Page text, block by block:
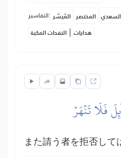
التفاسير: المُيسَّر المختصر السعدي
النفحات المكية | هدايات
فَلَا تَنۡهَرۡ
また請う者を拒否して